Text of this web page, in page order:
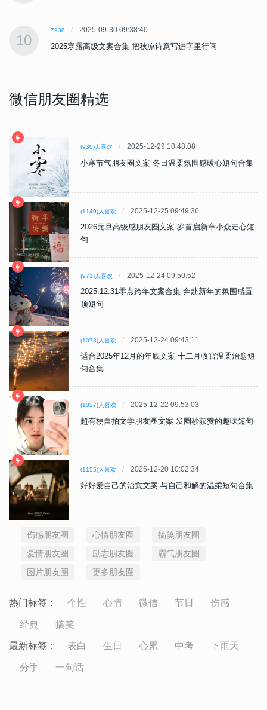
10
7938 2025-09-30 09:38:40
2025寒露高级文案合集 把秋凉诗意写进字里行间
微信朋友圈精选
(930)人喜欢 2025-12-29 10:48:08
小寒节气朋友圈文案 冬日温柔氛围感暖心短句合集
(1149)人喜欢 2025-12-25 09:49:36
2026元旦高级感朋友圈文案 岁首启新章小众走心短
句
(971)人喜欢 2025-12-24 09:50:52
2025.12.31零点跨年文案合集 奔赴新年的氛围感置
顶短句
(1073)人喜欢 2025-12-24 09:43:11
适合2025年12月的年底文案 十二月收官温柔治愈短
句合集
(1027)人喜欢 2025-12-22 09:53:03
超有梗自拍文学朋友圈文案 发圈秒获赞的趣味短句
(1155)人喜欢 2025-12-20 10:02:34
好好爱自己的治愈文案 与自己和解的温柔短句合集
伤感朋友圈 心情朋友圈
搞笑朋友圈
爱情朋友圈
励志朋友圈
霸气朋友圈
图片朋友圈
更多朋友圈
热门标签： 个性 心情 微信 节日 伤感
经典 搞笑
最新标签： 表白 生日 心累 中考 下雨天
分手 一句话